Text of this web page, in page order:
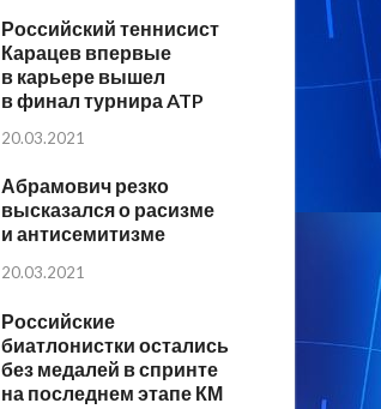
Российский теннисист
Карацев впервые
в карьере вышел
в финал турнира ATP
20.03.2021
Абрамович резко
высказался о расизме
и антисемитизме
20.03.2021
Российские
биатлонистки остались
без медалей в спринте
на последнем этапе КМ